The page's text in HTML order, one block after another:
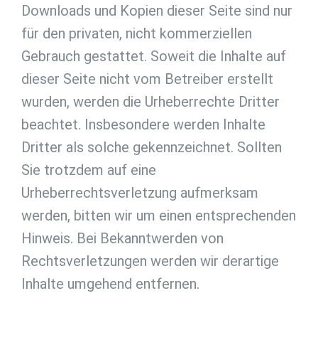
Downloads und Kopien dieser Seite sind nur
für den privaten, nicht kommerziellen
Gebrauch gestattet. Soweit die Inhalte auf
dieser Seite nicht vom Betreiber erstellt
wurden, werden die Urheberrechte Dritter
beachtet. Insbesondere werden Inhalte
Dritter als solche gekennzeichnet. Sollten
Sie trotzdem auf eine
Urheberrechtsverletzung aufmerksam
werden, bitten wir um einen entsprechenden
Hinweis. Bei Bekanntwerden von
Rechtsverletzungen werden wir derartige
Inhalte umgehend entfernen.